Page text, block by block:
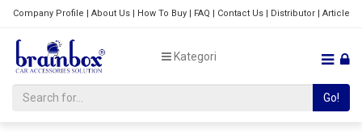
Company Profile | About Us| How To Buy| FAQ | Contact Us| Distributor| Article
Kategori
Go!